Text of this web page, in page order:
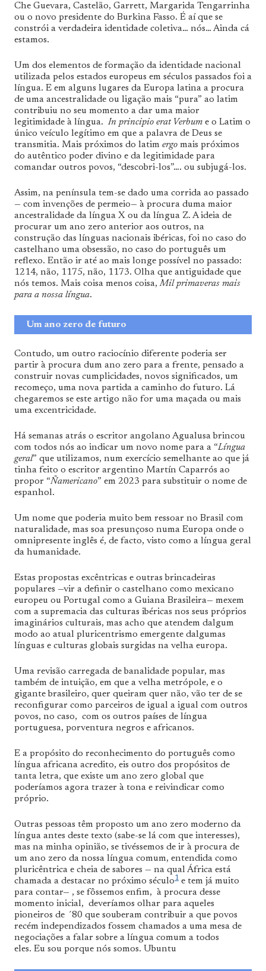
Che Guevara, Castelão, Garrett, Margarida Tengarrinha
ou o novo presidente do Burkina Fasso. É aí que se
constrói a verdadeira identidade coletiva… nós… Ainda cá
estamos.
Um dos elementos de formação da identidade nacional
utilizada pelos estados europeus em séculos passados foi a
língua. E em alguns lugares da Europa latina a procura
de uma ancestralidade ou ligação mais “pura” ao latim
contribuiu no seu momento a dar uma maior
legitimidade à língua. In principio erat Verbum e o Latim o
único veículo legítimo em que a palavra de Deus se
transmitia. Mais próximos do latim ergo mais próximos
do autêntico poder divino e da legitimidade para
comandar outros povos, “descobri-los”…. ou subjugá-los.
Assim, na península tem-se dado uma corrida ao passado
— com invenções de permeio— à procura duma maior
ancestralidade da língua X ou da língua Z. A ideia de
procurar um ano zero anterior aos outros, na
construção das línguas nacionais ibéricas, foi no caso do
castelhano uma obsessão, no caso do português um
reflexo. Então ir até ao mais longe possível no passado:
1214, não, 1175, não, 1173. Olha que antiguidade que
nós temos. Mais coisa menos coisa, Mil primaveras mais
para a nossa língua.
Um ano zero de futuro
Contudo, um outro raciocínio diferente poderia ser
partir à procura dum ano zero para a frente, pensado a
construir novas cumplicidades, novos significados, um
recomeço, uma nova partida a caminho do futuro. Lá
chegaremos se este artigo não for uma maçada ou mais
uma excentricidade.
Há semanas atrás o escritor angolano Agualusa brincou
com todos nós ao indicar um novo nome para a “Língua
geral” que utilizamos, num exercício semelhante ao que já
tinha feito o escritor argentino Martín Caparrós ao
propor “Ñamericano” em 2023 para substituir o nome de
espanhol.
Um nome que poderia muito bem ressoar no Brasil com
naturalidade, mas soa presunçoso numa Europa onde o
omnipresente inglês é, de facto, visto como a língua geral
da humanidade.
Estas propostas excêntricas e outras brincadeiras
populares —vir a definir o castelhano como mexicano
europeu ou Portugal como a Guiana Brasileira— mexem
com a supremacia das culturas ibéricas nos seus próprios
imaginários culturais, mas acho que atendem dalgum
modo ao atual pluricentrismo emergente dalgumas
línguas e culturas globais surgidas na velha europa.
Uma revisão carregada de banalidade popular, mas
também de intuição, em que a velha metrópole, e o
gigante brasileiro, quer queiram quer não, vão ter de se
reconfigurar como parceiros de igual a igual com outros
povos, no caso, com os outros países de língua
portuguesa, porventura negros e africanos.
E a propósito do reconhecimento do português como
língua africana acredito, eis outro dos propósitos de
tanta letra, que existe um ano zero global que
poderíamos agora trazer à tona e reivindicar como
próprio.
Outras pessoas têm proposto um ano zero moderno da
língua antes deste texto (sabe-se lá com que interesses),
mas na minha opinião, se tivéssemos de ir à procura de
um ano zero da nossa língua comum, entendida como
pluricêntrica e cheia de sabores — na qual África está
chamada a destacar no próximo século1 e tem já muito
para contar— , se fôssemos enfim, à procura desse
momento inicial, deveríamos olhar para aqueles
pioneiros de ´80 que souberam contribuir a que povos
recém independizados fossem chamados a uma mesa de
negociações a falar sobre a língua comum a todos
eles. Eu sou porque nós somos. Ubuntu